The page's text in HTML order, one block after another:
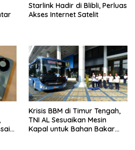
Starlink Hadir di Blibli, Perluas
Akses Internet Satelit
Krisis BBM di Timur Tengah,
TNI AL Sesuaikan Mesin
Kapal untuk Bahan Bakar